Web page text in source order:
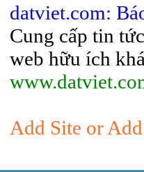
datviet.com:
Cung cấp tin
web hữu ích
Add Site or